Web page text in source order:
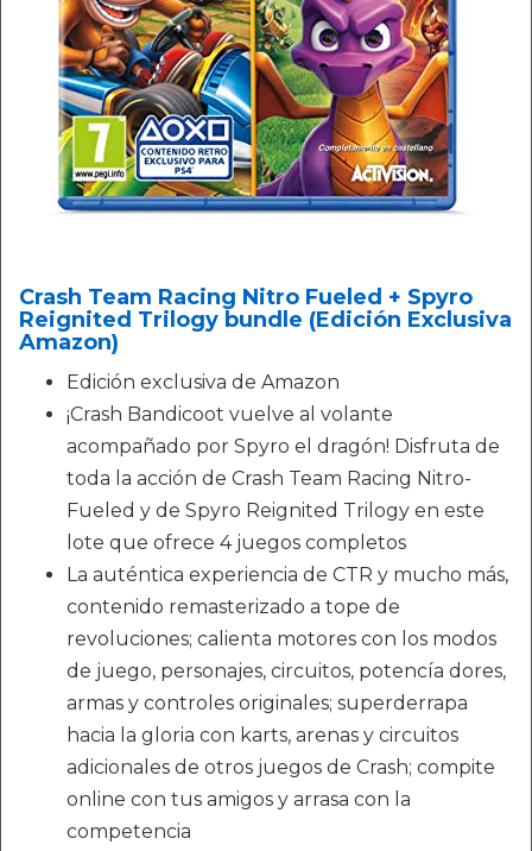
Crash Team Racing Nitro Fueled + Spyro
Reignited Trilogy bundle (Edición Exclusiva
Amazon)
Edición exclusiva de Amazon
¡Crash Bandicoot vuelve al volante
acompañado por Spyro el dragón! Disfruta de
toda la acción de Crash Team Racing Nitro-
Fueled y de Spyro Reignited Trilogy en este
lote que ofrece 4 juegos completos
La auténtica experiencia de CTR y mucho más,
contenido remasterizado a tope de
revoluciones; calienta motores con los modos
de juego, personajes, circuitos, potencía dores,
armas y controles originales; superderrapa
hacia la gloria con karts, arenas y circuitos
adicionales de otros juegos de Crash; compite
online con tus amigos y arrasa con la
competencia